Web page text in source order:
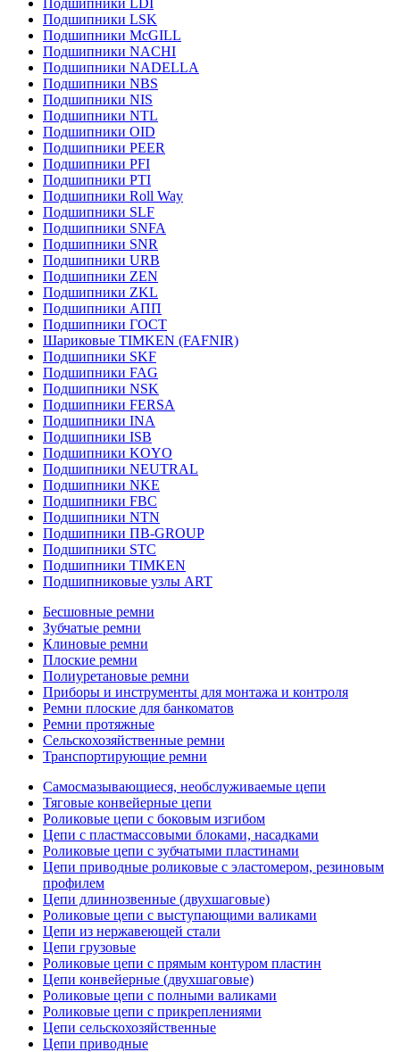
Подшипники LDI
Подшипники LSK
Подшипники McGILL
Подшипники NACHI
Подшипники NADELLA
Подшипники NBS
Подшипники NIS
Подшипники NTL
Подшипники OID
Подшипники PEER
Подшипники PFI
Подшипники PTI
Подшипники Roll Way
Подшипники SLF
Подшипники SNFA
Подшипники SNR
Подшипники URB
Подшипники ZEN
Подшипники ZKL
Подшипники АПП
Подшипники ГОСТ
Шариковые ТІMKEN (FAFNIR)
Подшипники SKF
Подшипники FAG
Подшипники NSK
Подшипники FERSA
Подшипники INA
Подшипники ISB
Подшипники KOYO
Подшипники NEUTRAL
Подшипники NKE
Подшипники FBC
Подшипники NTN
Подшипники ПВ-GROUP
Подшипники STC
Подшипники TIMKEN
Подшипниковые узлы ART
Бесшовные ремни
Зубчатые ремни
Клиновые ремни
Плоские ремни
Полиуретановые ремни
Приборы и инструменты для монтажа и контроля
Ремни плоские для банкоматов
Ремни протяжные
Сельскохозяйственные ремни
Транспортирующие ремни
Самосмазывающиеся, необслуживаемые цепи
Тяговые конвейерные цепи
Роликовые цепи с боковым изгибом
Цепи с пластмассовыми блоками, насадками
Роликовые цепи с зубчатыми пластинами
Цепи приводные роликовые с эластомером, резиновым
профилем
Цепи длиннозвенные (двухшаговые)
Роликовые цепи с выступающими валиками
Цепи из нержавеющей стали
Цепи грузовые
Роликовые цепи с прямым контуром пластин
Цепи конвейерные (двухшаговые)
Роликовые цепи с полными валиками
Роликовые цепи с прикреплениями
Цепи сельскохозяйственные
Цепи приводные